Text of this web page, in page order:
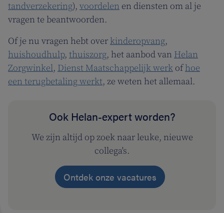
tandverzekering), voordelen en diensten om al je
vragen te beantwoorden.
Of je nu vragen hebt over kinderopvang,
huishoudhulp, thuiszorg, het aanbod van Helan
Zorgwinkel, Dienst Maatschappelijk werk ofhoe
een terugbetaling werkt, ze weten het allemaal.
Ook Helan-expert worden?
We zijn altijd op zoek naar leuke, nieuwe
collega's.
Ontdek onze vacatures